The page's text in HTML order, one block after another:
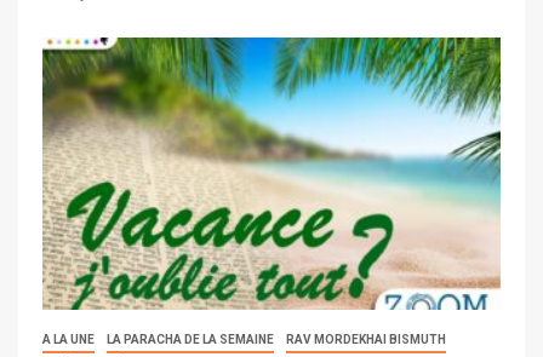
A LA UNE LA PARACHA DE LA SEMAINE
RAV MORDEKHAI BISMUTH